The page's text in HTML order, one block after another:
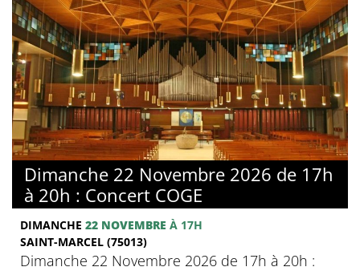
Dimanche 22 Novembre 2026 de 17h
à 20h : Concert COGE
DIMANCHE 22 NOVEMBRE À 17H
SAINT-MARCEL (75013)
Dimanche 22 Novembre 2026 de 17h à 20h :